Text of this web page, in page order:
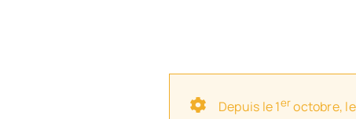
Depuis le 1eroctobre,